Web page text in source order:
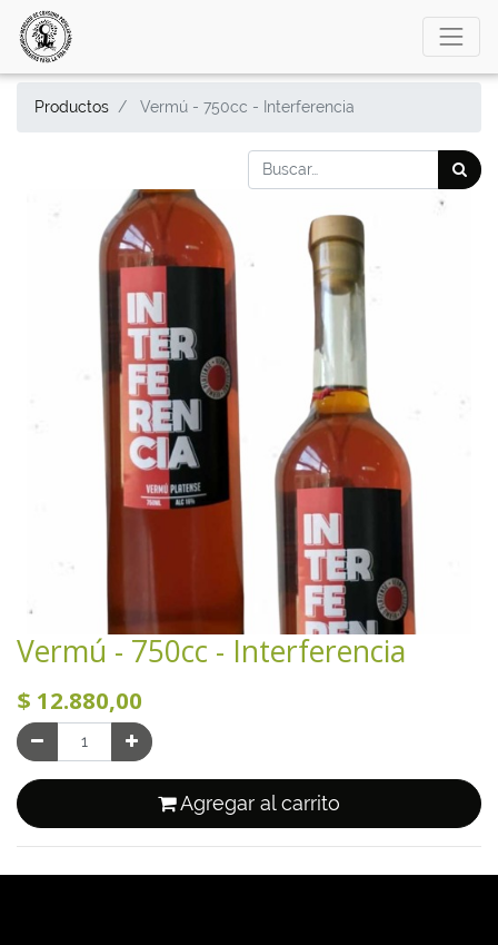
Productos Vermú - 750cc - Interferencia
Vermú - 750cc - Interferencia
$ 12.880,00
Agregar al carrito